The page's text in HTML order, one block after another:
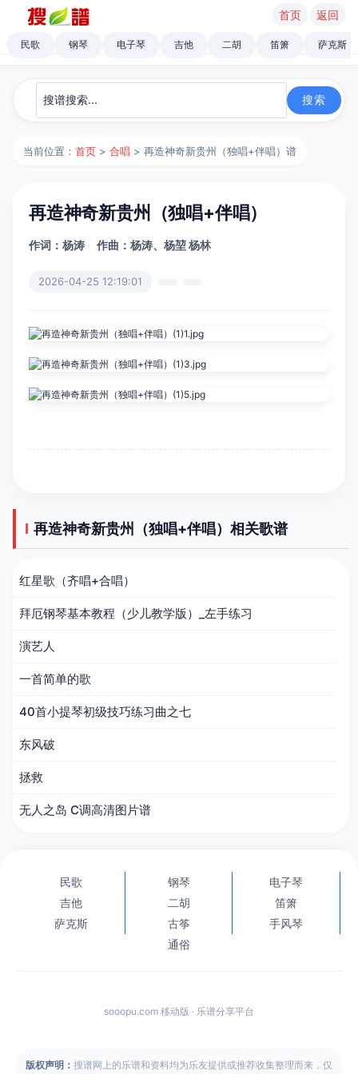
首页 返回
民歌 钢琴 电子琴 吉他 二胡 笛箫 萨克斯
当前位置：首页 >合唱 > 再造神奇新贵州（独唱+伴唱）谱
再造神奇新贵州（独唱+伴唱）
作词：杨涛 作曲：杨涛、杨堃 杨林
2026-04-25 12:19:01
再造神奇新贵州（独唱+伴唱）相关歌谱
红星歌（齐唱+合唱）
拜厄钢琴基本教程（少儿教学版）_左手练习
演艺人
一首简单的歌
40首小提琴初级技巧练习曲之七
东风破
拯救
无人之岛 C调高清图片谱
民歌 钢琴
电子琴
吉他
二胡
笛箫
萨克斯
古筝
手风琴
通俗
sooopu.com 移动版 · 乐谱分享平台
版权声明： 搜谱网上的乐谱和资料均为乐友提供或推荐收集整理而来，仅